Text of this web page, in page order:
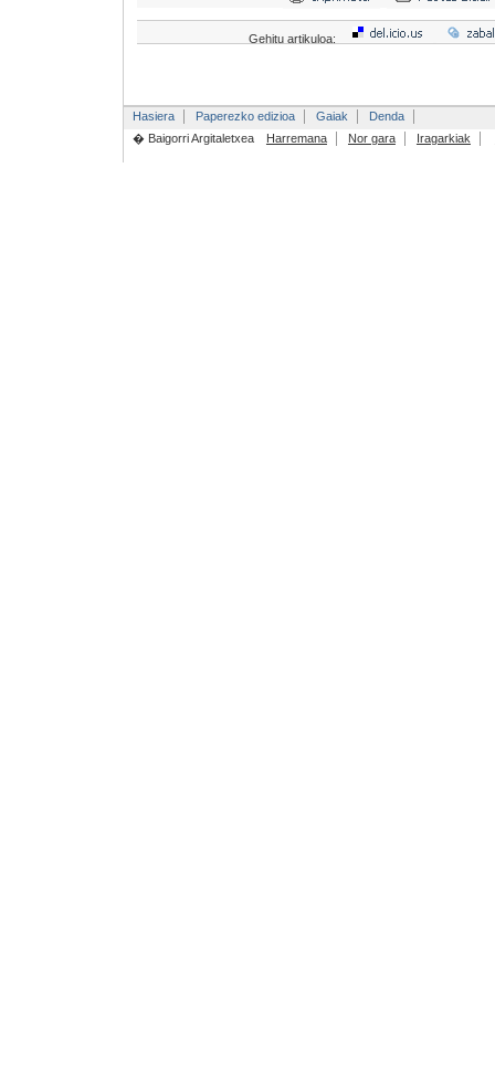
Gehitu artikuloa:
Hasiera Paperezko edizioa Gaiak
Denda
� Baigorri Argitaletxea
Harremana Nor gara Iragarkiak